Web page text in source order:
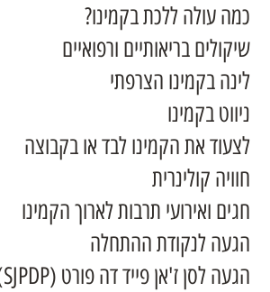
כמה עולה ללכת בקמינו?
שיקולים בריאותיים ורפואיים
לינה בקמינו הצרפתי
ניווט בקמינו
לצעוד את הקמינו לבד או בקבוצה
חוויה קולינרית
חגים ואירועי תרבות לארוך הקמינו
הגעה לנקודת ההתחלה
הגעה לסן ז'אן פייד דה פורט (SJPDP)